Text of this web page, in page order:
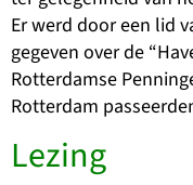
Er werd door een lid
gegeven over de
Rotterdamse
Rotterdam
Lezing